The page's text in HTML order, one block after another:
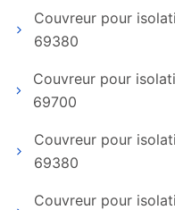
Couvreur pour
69380
Couvreur pour
69700
Couvreur pour
69380
Couvreur pour